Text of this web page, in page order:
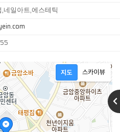
네일아트,에스테틱